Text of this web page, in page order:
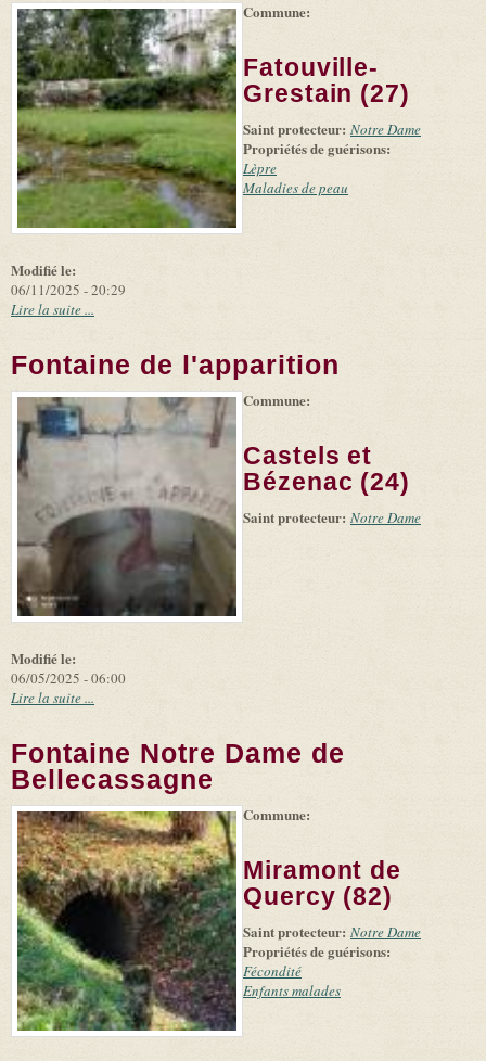
-
Leaflet (link is
|
Tiles
(link is
external)
©
Microsoft
and
suppliers
Modifié le:
06/11/2025 - 20:29
Commune:
Fatouville-
Grestain (27)
Saint protecteur: Notre Dame
Propriétés de guérisons:
Lèpre
Maladies de peau
Lire la suite ...
Fontaine de l'apparition
-
Leaflet (link is
|
Tiles
(link is
external)
©
Microsoft
suppliers
Modifié le:
06/05/2025 - 06:00
Commune:
Castels et
Bézenac (24)
Saint protecteur: Notre Dame
Lire la suite ...
Fontaine Notre Dame de
Bellecassagne
-
Leaflet (link is
|
Tiles
(link is
external)
©
Microsoft
and
suppliers
Commune:
Miramont de
Quercy (82)
Saint protecteur: Notre Dame
Propriétés de guérisons:
Fécondité
Enfants malades